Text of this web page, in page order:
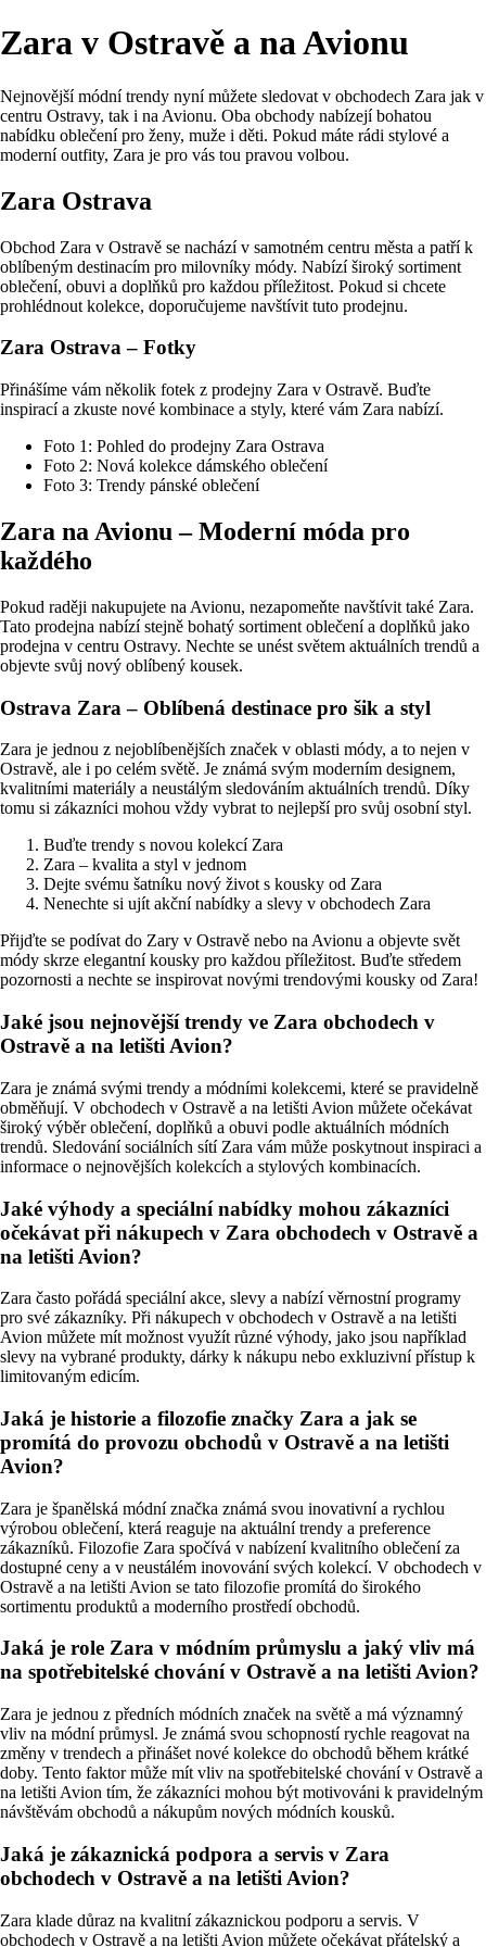
Zara v Ostravě a na Avionu
Nejnovější módní trendy nyní můžete sledovat v obchodech Zara jak v
centru Ostravy, tak i na Avionu. Oba obchody nabízejí bohatou
nabídku oblečení pro ženy, muže i děti. Pokud máte rádi stylové a
moderní outfity, Zara je pro vás tou pravou volbou.
Zara Ostrava
Obchod Zara v Ostravě se nachází v samotném centru města a patří k
oblíbeným destinacím pro milovníky módy. Nabízí široký sortiment
oblečení, obuvi a doplňků pro každou příležitost. Pokud si chcete
prohlédnout kolekce, doporučujeme navštívit tuto prodejnu.
Zara Ostrava – Fotky
Přinášíme vám několik fotek z prodejny Zara v Ostravě. Buďte
inspirací a zkuste nové kombinace a styly, které vám Zara nabízí.
Foto 1: Pohled do prodejny Zara Ostrava
Foto 2: Nová kolekce dámského oblečení
Foto 3: Trendy pánské oblečení
Zara na Avionu – Moderní móda pro
každého
Pokud raději nakupujete na Avionu, nezapomeňte navštívit také Zara.
Tato prodejna nabízí stejně bohatý sortiment oblečení a doplňků jako
prodejna v centru Ostravy. Nechte se unést světem aktuálních trendů a
objevte svůj nový oblíbený kousek.
Ostrava Zara – Oblíbená destinace pro šik a styl
Zara je jednou z nejoblíbenějších značek v oblasti módy, a to nejen v
Ostravě, ale i po celém světě. Je známá svým moderním designem,
kvalitními materiály a neustálým sledováním aktuálních trendů. Díky
tomu si zákazníci mohou vždy vybrat to nejlepší pro svůj osobní styl.
Buďte trendy s novou kolekcí Zara
Zara – kvalita a styl v jednom
Dejte svému šatníku nový život s kousky od Zara
Nenechte si ujít akční nabídky a slevy v obchodech Zara
Přijďte se podívat do Zary v Ostravě nebo na Avionu a objevte svět
módy skrze elegantní kousky pro každou příležitost. Buďte středem
pozornosti a nechte se inspirovat novými trendovými kousky od Zara!
Jaké jsou nejnovější trendy ve Zara obchodech v
Ostravě a na letišti Avion?
Zara je známá svými trendy a módními kolekcemi, které se pravidelně
obměňují. V obchodech v Ostravě a na letišti Avion můžete očekávat
široký výběr oblečení, doplňků a obuvi podle aktuálních módních
trendů. Sledování sociálních sítí Zara vám může poskytnout inspiraci a
informace o nejnovějších kolekcích a stylových kombinacích.
Jaké výhody a speciální nabídky mohou zákazníci
očekávat při nákupech v Zara obchodech v Ostravě a
na letišti Avion?
Zara často pořádá speciální akce, slevy a nabízí věrnostní programy
pro své zákazníky. Při nákupech v obchodech v Ostravě a na letišti
Avion můžete mít možnost využít různé výhody, jako jsou například
slevy na vybrané produkty, dárky k nákupu nebo exkluzivní přístup k
limitovaným edicím.
Jaká je historie a filozofie značky Zara a jak se
promítá do provozu obchodů v Ostravě a na letišti
Avion?
Zara je španělská módní značka známá svou inovativní a rychlou
výrobou oblečení, která reaguje na aktuální trendy a preference
zákazníků. Filozofie Zara spočívá v nabízení kvalitního oblečení za
dostupné ceny a v neustálém inovování svých kolekcí. V obchodech v
Ostravě a na letišti Avion se tato filozofie promítá do širokého
sortimentu produktů a moderního prostředí obchodů.
Jaká je role Zara v módním průmyslu a jaký vliv má
na spotřebitelské chování v Ostravě a na letišti Avion?
Zara je jednou z předních módních značek na světě a má významný
vliv na módní průmysl. Je známá svou schopností rychle reagovat na
změny v trendech a přinášet nové kolekce do obchodů během krátké
doby. Tento faktor může mít vliv na spotřebitelské chování v Ostravě a
na letišti Avion tím, že zákazníci mohou být motivováni k pravidelným
návštěvám obchodů a nákupům nových módních kousků.
Jaká je zákaznická podpora a servis v Zara
obchodech v Ostravě a na letišti Avion?
Zara klade důraz na kvalitní zákaznickou podporu a servis. V
obchodech v Ostravě a na letišti Avion můžete očekávat přátelský a